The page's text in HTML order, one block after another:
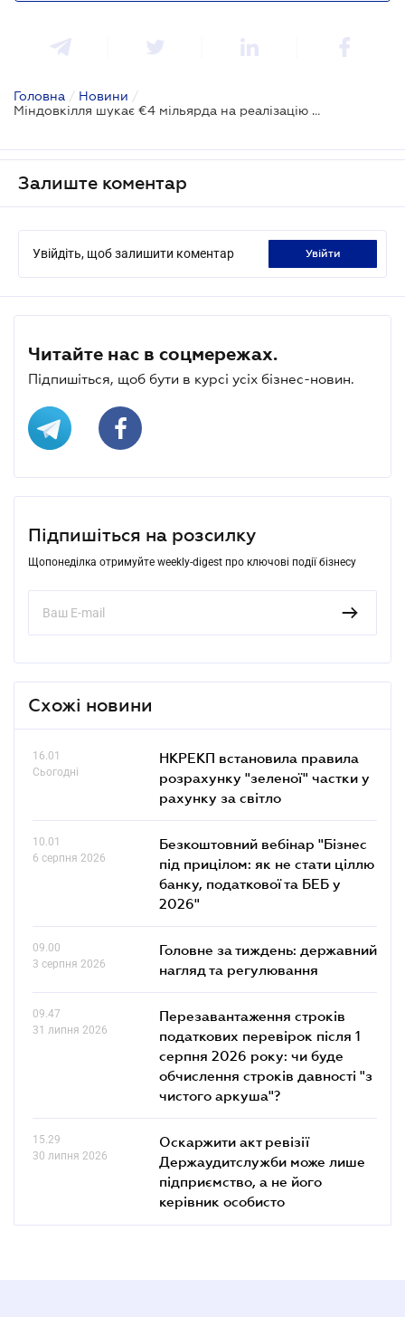
Головна / Новини /
Міндовкілля шукає €4 мільярда на реалізацію проєктів з утилізації сміття
Залиште коментар
Увійдіть, щоб залишити коментар увійти
Читайте нас в соцмережах.
Підпишіться, щоб бути в курсі усіх бізнес-новин.
Підпишіться на розсилку
Щопонеділка отримуйте weekly-digest про ключові події бізнесу
Схожі новини
16.01
Сьогодні
НКРЕКП встановила правила
розрахунку "зеленої" частки у
рахунку за світло
10.01
6 серпня 2026
Безкоштовний вебінар "Бізнес
під прицілом: як не стати ціллю
банку, податкової та БЕБ у
2026"
09.00
3 серпня 2026
Головне за тиждень: державний
нагляд та регулювання
09.47
31 липня 2026
Перезавантаження строків
податкових перевірок після 1
серпня 2026 року: чи буде
обчислення строків давності "з
чистого аркуша"?
15.29
30 липня 2026
Оскаржити акт ревізії
Держаудитслужби може лише
підприємство, а не його
керівник особисто